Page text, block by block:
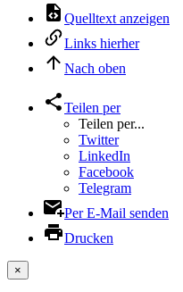
Quelltext anzeigen
Links hierher
Nach oben
Teilen per
Teilen per...
Twitter
LinkedIn
Facebook
Telegram
Per E-Mail senden
Drucken
×